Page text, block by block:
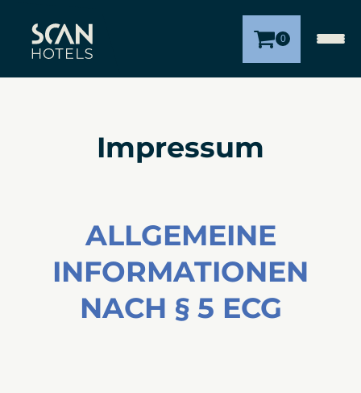
0
Impressum
ALLGEMEINE
INFORMATIONEN
NACH § 5 ECG